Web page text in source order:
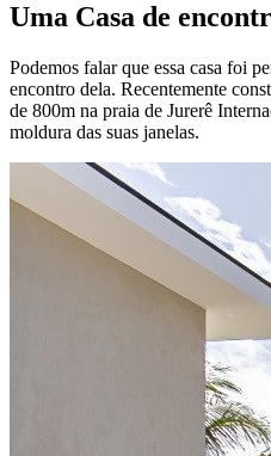
Uma Casa de
Podemos falar que essa casa foi
encontro dela. Recentemente
de 800m na praia de Jurerê
moldura das suas janelas.